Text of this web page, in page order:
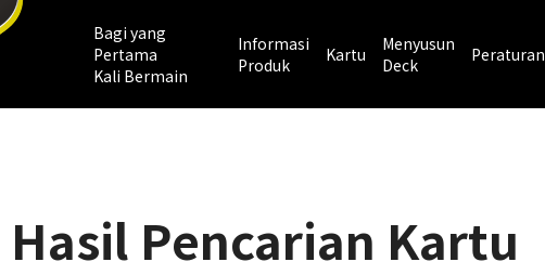
Bagi yang
Pertama
Kali Bermain
Informasi
Produk
Kartu
Menyusun
Deck
Peraturan
Hasil Pencarian Kartu